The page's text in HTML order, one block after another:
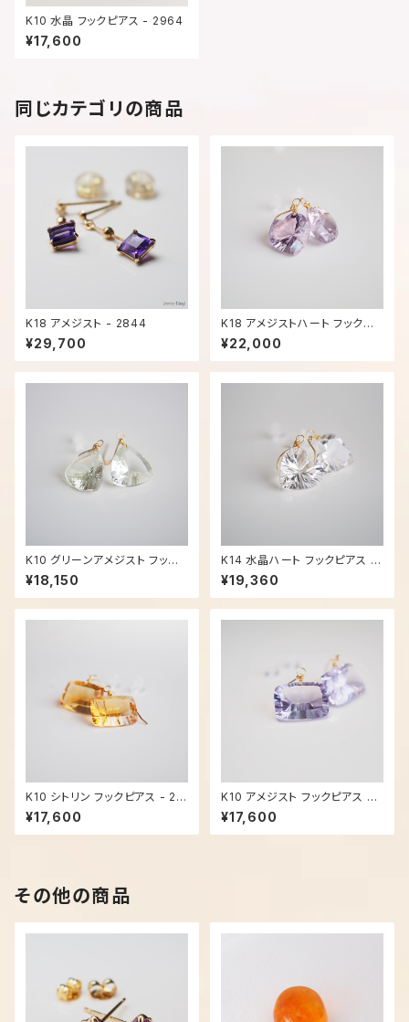
K10 水晶 フックピアス - 2964
¥17,600
同じカテゴリの商品
K18 アメジスト - 2844
¥29,700
K18 アメジストハート フックピ
アス - 2969
¥22,000
K10 グリーンアメジスト フック
ピアス - 2970
¥18,150
K14 水晶ハート フックピアス -
2968
¥19,360
K10 シトリン フックピアス - 29
65
¥17,600
K10 アメジスト フックピアス - 2
967
¥17,600
その他の商品